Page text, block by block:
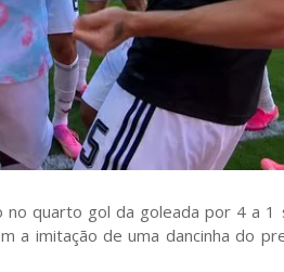
quarto gol da goleada por 4 a 1
a imitação de uma dancinha do